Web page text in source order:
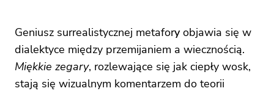
Geniusz surrealistycznej metaforyobjawia się w
dialektyce między przemijaniem a wiecznością.
Miękkie zegary, rozlewające się jak ciepły wosk,
stają się wizualnym komentarzem do teorii